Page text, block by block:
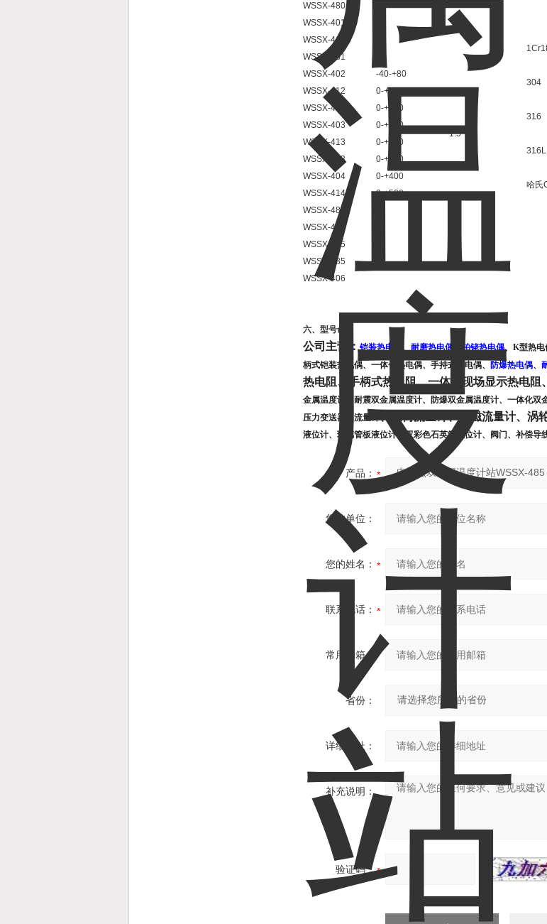
-40-+80
0-+50
0-+100
0-+150
0-+200
0-+300
0-+400
0-+500
1.5
304
316
316L
哈氏
WSSX-480
WSSX-401
WSSX-411
WSSX-481
WSSX-402
WSSX-412
WSSX-482
WSSX-403
WSSX-413
WSSX-483
WSSX-404
WSSX-414
WSSX-484
WSSX-405
WSSX-415
WSSX-485
WSSX-406
六、型号命名
公司主营：铠装热电偶 、耐磨热电偶 铂铑热电偶、 K型热电
柄式铠装热电偶、一体化热电偶、手持式热电偶、 防爆热电偶、
热电阻、手柄式热电阻、一体化现场显示热电阻
金属温度计、耐震双金属温度计、防爆双金属温度计、一体化双
压力变送器、流量计
、涡街流量计、电磁流量计、
液位计、玻璃管板液位计、双彩色石英管液位计、阀门、补偿导
产品：
您的单位：
您的姓名：
联系电话：
常用邮箱：
省份：
详细地址：
补充说明：
验证码：